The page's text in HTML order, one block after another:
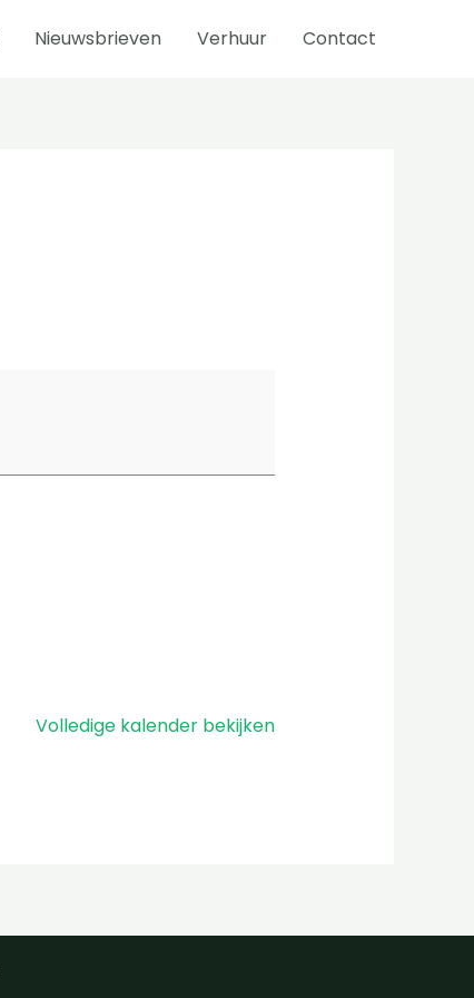
Nieuwsbrieven Verhuur Contact
Volledige kalender bekijken